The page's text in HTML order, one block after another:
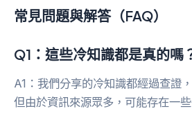
常見問題與解答（FAQ）
Q1：這些冷知識都是真的嗎
A1：我們分享的冷知識都經過查證
但由於資訊來源眾多，可能存在一